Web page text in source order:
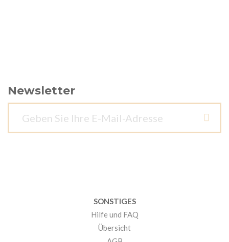
Newsletter
SONSTIGES
Hilfe und FAQ
Übersicht